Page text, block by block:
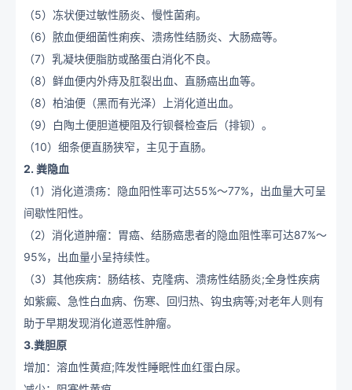
（5）冻状便过敏性肠炎、慢性菌痢。
（6）脓血便细菌性痢疾、溃疡性结肠炎、大肠癌等。
（7）乳凝块便脂肪或酪蛋白消化不良。
（8）鲜血便内外痔及肛裂出血、直肠癌出血等。
（8）柏油便（黑而有光泽）上消化道出血。
（9）白陶土便胆道梗阻及行钡餐检查后（排钡）。
（10）细条便直肠狭窄，主见于直肠。
2. 粪隐血
（1）消化道溃疡：隐血阳性率可达55%～77%，出血量大可呈
间歇性阳性。
（2）消化道肿瘤：胃癌、结肠癌患者的隐血阻性率可达87%～
95%，出血量小呈持续性。
（3）其他疾病：肠结核、克隆病、溃疡性结肠炎;全身性疾病
如紫癜、急性白血病、 伤寒、回归热、钩虫病等;对老年人则有
助于早期发现消化道恶性肿瘤。
3.粪胆原
增加：溶血性黄疸;阵发性睡眠性血红蛋白尿。